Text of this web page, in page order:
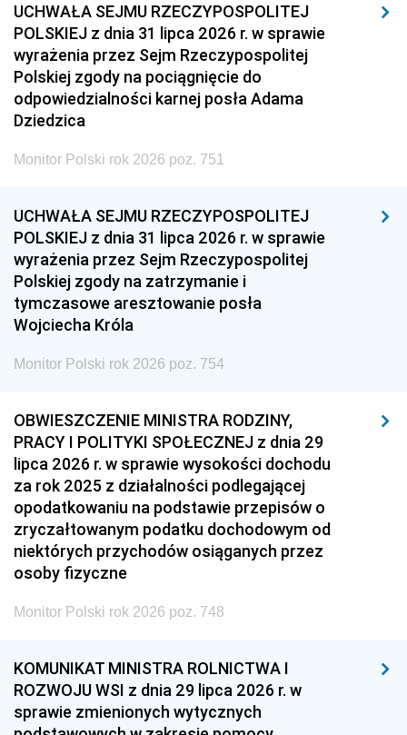
UCHWAŁA SEJMU RZECZYPOSPOLITEJ
POLSKIEJ z dnia 31 lipca 2026 r. w sprawie
wyrażenia przez Sejm Rzeczypospolitej
Polskiej zgody na pociągnięcie do
odpowiedzialności karnej posła Adama
Dziedzica
Monitor Polski rok 2026 poz. 751
UCHWAŁA SEJMU RZECZYPOSPOLITEJ
POLSKIEJ z dnia 31 lipca 2026 r. w sprawie
wyrażenia przez Sejm Rzeczypospolitej
Polskiej zgody na zatrzymanie i
tymczasowe aresztowanie posła
Wojciecha Króla
Monitor Polski rok 2026 poz. 754
OBWIESZCZENIE MINISTRA RODZINY,
PRACY I POLITYKI SPOŁECZNEJ z dnia 29
lipca 2026 r. w sprawie wysokości dochodu
za rok 2025 z działalności podlegającej
opodatkowaniu na podstawie przepisów o
zryczałtowanym podatku dochodowym od
niektórych przychodów osiąganych przez
osoby fizyczne
Monitor Polski rok 2026 poz. 748
KOMUNIKAT MINISTRA ROLNICTWA I
ROZWOJU WSI z dnia 29 lipca 2026 r. w
sprawie zmienionych wytycznych